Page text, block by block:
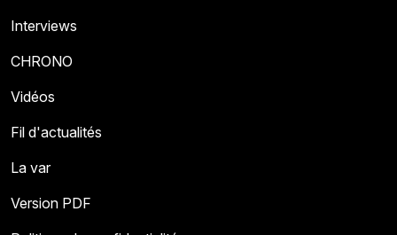
Interviews
CHRONO
Vidéos
Fil d'actualités
La var
Version PDF